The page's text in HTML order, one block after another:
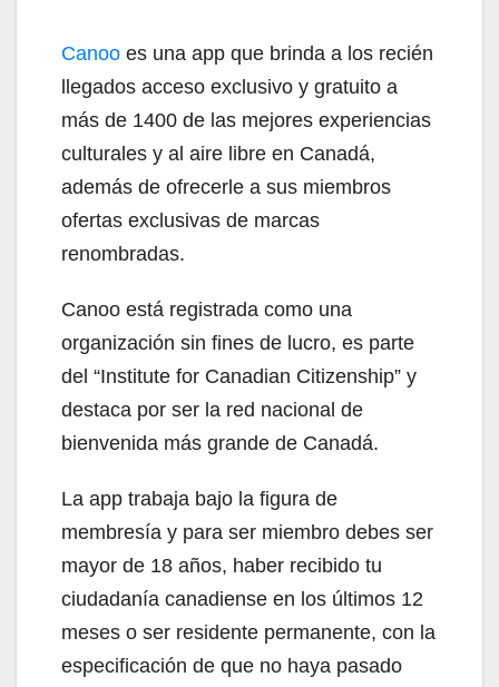
Canoo es una app que brinda a los recién
llegados acceso exclusivo y gratuito a
más de 1400 de las mejores experiencias
culturales y al aire libre en Canadá,
además de ofrecerle a sus miembros
ofertas exclusivas de marcas
renombradas.
Canoo está registrada como una
organización sin fines de lucro, es parte
del “Institute for Canadian Citizenship” y
destaca por ser la red nacional de
bienvenida más grande de Canadá.
La app trabaja bajo la figura de
membresía y para ser miembro debes ser
mayor de 18 años, haber recibido tu
ciudadanía canadiense en los últimos 12
meses o ser residente permanente, con la
especificación de que no haya pasado